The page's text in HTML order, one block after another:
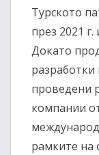
Турското
през 2021
Докато
разработки
проведени
компании
рамките на